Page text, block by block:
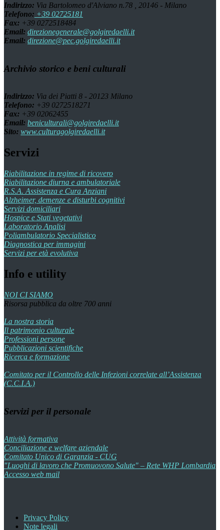
Indirizzo: Via Bartolomeo d'Alviano n.78 , 20146 - Milano
Telefono: +39 02725181
Fax: +39 0272518484
Email: direzionegenerale@golgiredaelli.it
Email: direzione@pec.golgiredaelli.it
Archivio storico e beni culturali
Indirizzo: Via dei Piatti 8 - 20123 Milano
Telefono: +39 0272518271
Fax: +39 02062455
Email: beniculturali@golgiredaelli.it
Sito: www.culturagolgiredaelli.it
Servizi
Riabilitazione in regime di ricovero
Riabilitazione diurna e ambulatoriale
R.S.A. Assistenza e Cura Anziani
Alzheimer, demenze e disturbi cognitivi
Servizi domiciliari
Hospice e Stati vegetativi
Laboratorio Analisi
Poliambulatorio Specialistico
Diagnostica per immagini
Servizi per età evolutiva
Info e utility
NOI CI SIAMO
Risorsa pubblica da oltre 700 anni
La nostra storia
Il patrimonio culturale
Professioni persone
Pubblicazioni scientifiche
Ricerca e formazione
Comitato per il Controllo delle Infezioni correlate all’Assistenza
(C.C.I.A.)
Servizi per il personale
Attività formativa
Conciliazione e welfare aziendale
Comitato Unico di Garanzia - CUG
"Luoghi di lavoro che Promuovono Salute" – Rete WHP Lombardia
Accesso web mail
Privacy Policy
Note legali